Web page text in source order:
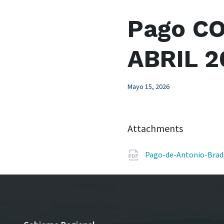
Pago
ABRIL
Mayo 15, 2026
Attachments
Pago-de-Antonio-